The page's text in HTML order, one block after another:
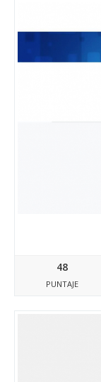
48
PUNTAJE